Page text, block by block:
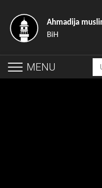
Ahmadija
BiH
MENU